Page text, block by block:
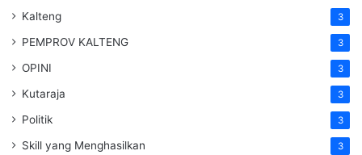
Kalteng 3
PEMPROV KALTENG 3
OPINI 3
Kutaraja 3
Politik 3
Skill yang Menghasilkan 3